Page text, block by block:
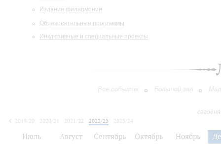
Издания филармонии
Образовательные программы
Инклюзивные и специальные проекты
Все события Большой зал
2019/20
2020/21 2021/22 2022/23
2023/24
Июль Август Сентябрь Октябрь Ноябрь